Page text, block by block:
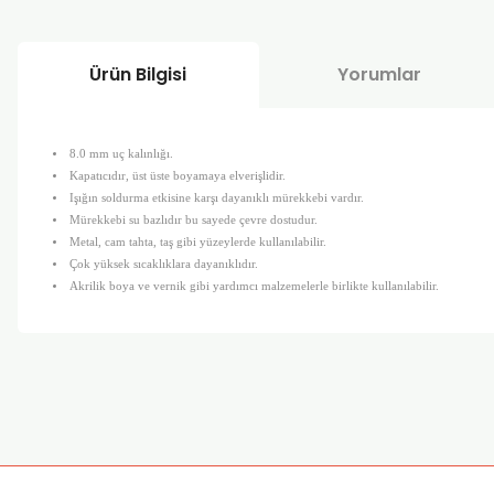
Ürün Bilgisi Yorumlar
8.0 mm uç kalınlığı.
Kapatıcıdır, üst üste boyamaya elverişlidir.
Işığın soldurma etkisine karşı dayanıklı mürekkebi vardır.
Mürekkebi su bazlıdır bu sayede çevre dostudur.
Metal, cam tahta, taş gibi yüzeylerde kullanılabilir.
Çok yüksek sıcaklıklara dayanıklıdır.
Akrilik boya ve vernik gibi yardımcı malzemelerle birlikte kullanılabilir.